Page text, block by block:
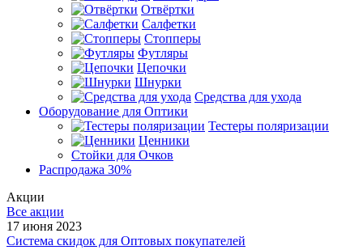
Отвёртки
Салфетки
Стопперы
Футляры
Цепочки
Шнурки
Средства для ухода
Оборудование для Оптики
Тестеры поляризации
Ценники
Стойки для Очков
Распродажа 30%
Акции
Все акции
17 июня 2023
Система скидок для Оптовых покупателей